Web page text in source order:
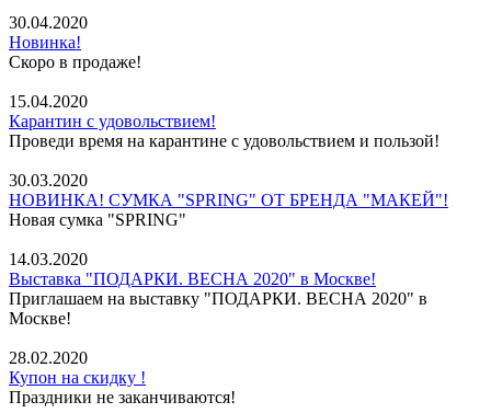
30.04.2020
Новинка!
Скоро в продаже!
15.04.2020
Карантин с удовольствием!
Проведи время на карантине с удовольствием и пользой!
30.03.2020
НОВИНКА! СУМКА "SPRING" ОТ БРЕНДА "МАКЕЙ"!
Новая сумка "SPRING"
14.03.2020
Выставка "ПОДАРКИ. ВЕСНА 2020" в Москве!
Приглашаем на выставку "ПОДАРКИ. ВЕСНА 2020" в
Москве!
28.02.2020
Купон на скидку !
Праздники не заканчиваются!